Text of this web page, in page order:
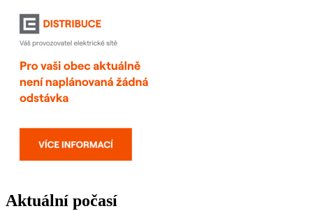
Aktuální počasí